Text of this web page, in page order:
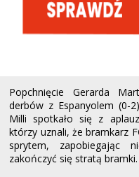
Popchnięcie Gerarda
derbów z Espanyolem (0-
Milli spotkało się z
którzy uznali, że bramkarz
sprytem, zapobiegając
zakończyć się stratą bramki.